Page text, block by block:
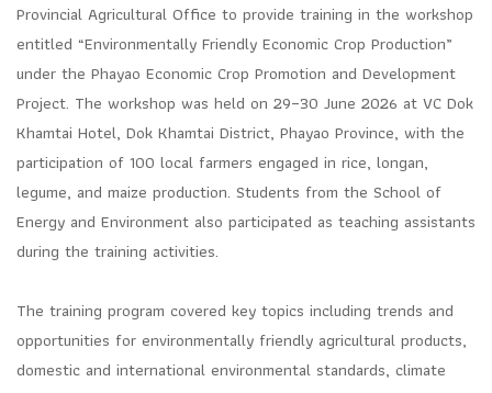
Provincial Agricultural Office to provide training in the workshop
entitled “Environmentally Friendly Economic Crop Production”
under the Phayao Economic Crop Promotion and Development
Project. The workshop was held on 29–30 June 2026 at VC Dok
Khamtai Hotel, Dok Khamtai District, Phayao Province, with the
participation of 100 local farmers engaged in rice, longan,
legume, and maize production. Students from the School of
Energy and Environment also participated as teaching assistants
during the training activities.
The training program covered key topics including trends and
opportunities for environmentally friendly agricultural products,
domestic and international environmental standards, climate